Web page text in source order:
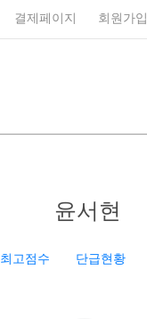
결제페이지 회원가입
윤서현
최고점수 단급현황